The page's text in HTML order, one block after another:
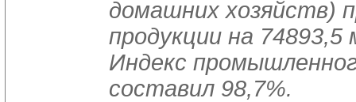
домашних хозяйств)
продукции на 74893,5
Индекс
составил 98,7%.